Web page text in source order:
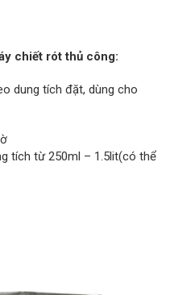
chiết rót thủ công:
dung tích đặt, dùng cho
tích từ 250ml – 1.5lit(có thể